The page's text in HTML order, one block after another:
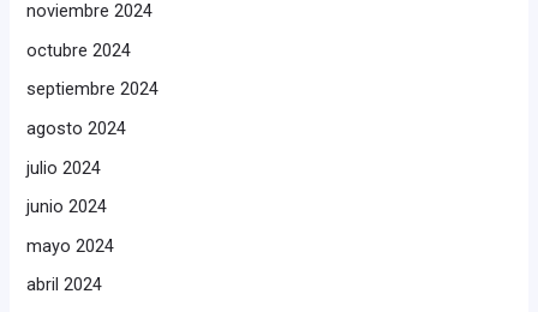
noviembre 2024
octubre 2024
septiembre 2024
agosto 2024
julio 2024
junio 2024
mayo 2024
abril 2024